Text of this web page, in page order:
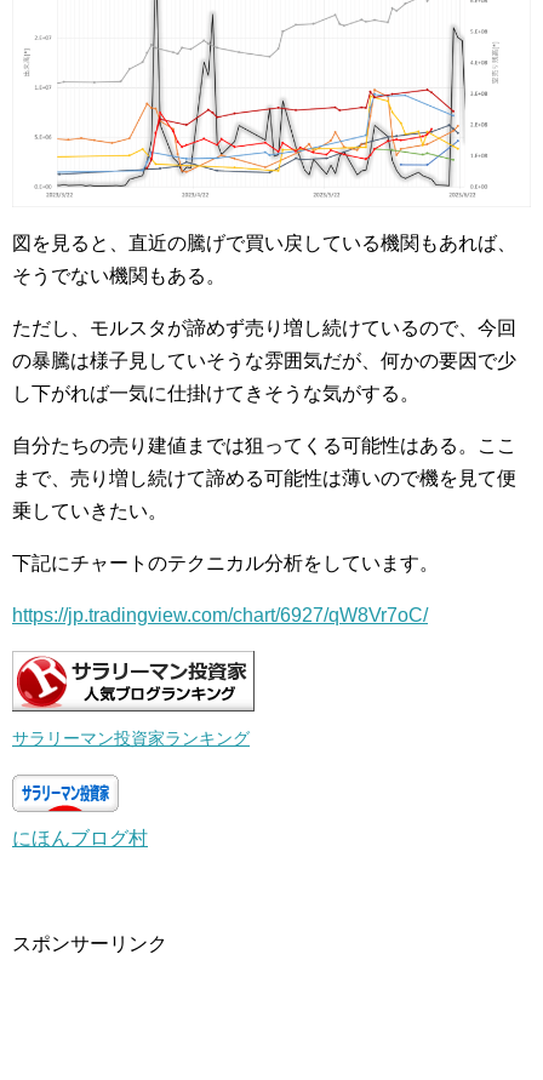
図を見ると、直近の騰げで買い戻している機関もあれば、
そうでない機関もある。
ただし、モルスタが諦めず売り増し続けているので、今回
の暴騰は様子見していそうな雰囲気だが、何かの要因で少
し下がれば一気に仕掛けてきそうな気がする。
自分たちの売り建値までは狙ってくる可能性はある。ここ
まで、売り増し続けて諦める可能性は薄いので機を見て便
乗していきたい。
下記にチャートのテクニカル分析をしています。
https://jp.tradingview.com/chart/6927/qW8Vr7oC/
サラリーマン投資家ランキング
にほんブログ村
スポンサーリンク